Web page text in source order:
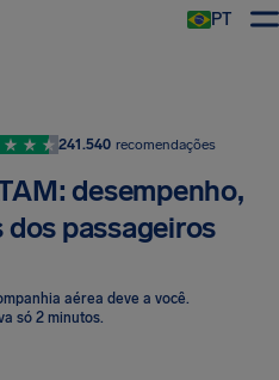
PT
241.540 recomendações
desempenho,
passageiros
aérea deve a você.
só 2 minutos.